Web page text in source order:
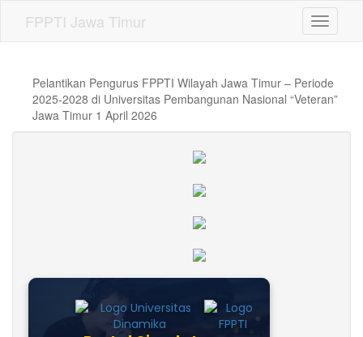
Toggle
FPPTI Jawa Timur
Pelantikan Pengurus FPPTI Wilayah Jawa Timur – Periode
2025-2028 di Universitas Pembangunan Nasional “Veteran”
Jawa Timur 1 April 2026